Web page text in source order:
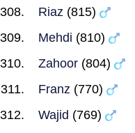
Riaz (815)
Mehdi (810)
Zahoor (804)
Franz (770)
Wajid (769)